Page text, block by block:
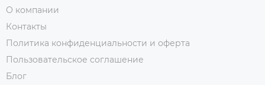
О компании
Контакты
Политика конфиденциальности и оферта
Пользовательское соглашение
Блог